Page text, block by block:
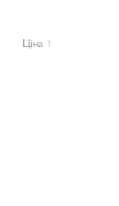
Ціна ↑